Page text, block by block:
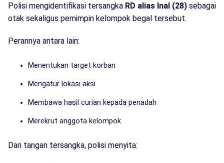
Polisi mengidentifikasi tersangka RD alias Inal (28) sebagai
otak sekaligus pemimpin kelompok begal tersebut.
Perannya antara lain:
Menentukan target korban
Mengatur lokasi aksi
Membawa hasil curian kepada penadah
Merekrut anggota kelompok
Dari tangan tersangka, polisi menyita: